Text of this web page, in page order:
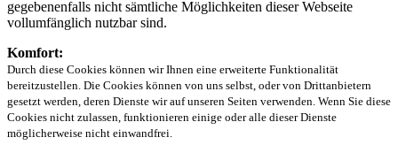
gegebenenfalls nicht sämtliche Möglichkeiten dieser Webseite
vollumfänglich nutzbar sind.
Komfort:
Durch diese Cookies können wir Ihnen eine erweiterte Funktionalität
bereitzustellen. Die Cookies können von uns selbst, oder von Drittanbietern
gesetzt werden, deren Dienste wir auf unseren Seiten verwenden. Wenn Sie diese
Cookies nicht zulassen, funktionieren einige oder alle dieser Dienste
möglicherweise nicht einwandfrei.